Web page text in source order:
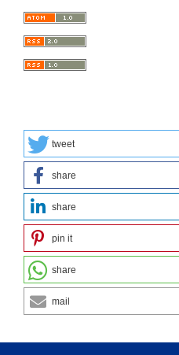
tweet
share
share
pin it
share
mail